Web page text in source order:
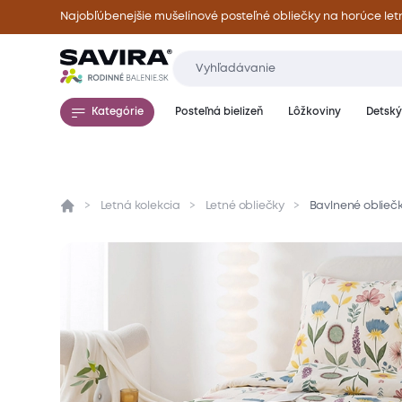
Najobľúbenejšie mušelínové posteľné obliečky na horúce
Kategórie Posteľná bielizeň Lôžkoviny
Prehľad Parametre Popis produktu
Letná kolekcia Letné obliečky Bavlnené